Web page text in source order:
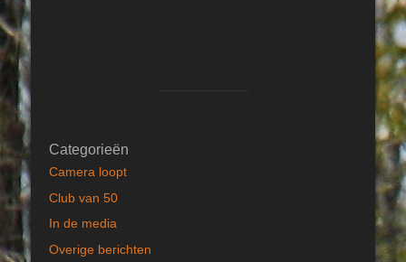
Categorieën
Camera loopt
Club van 50
In de media
Overige berichten